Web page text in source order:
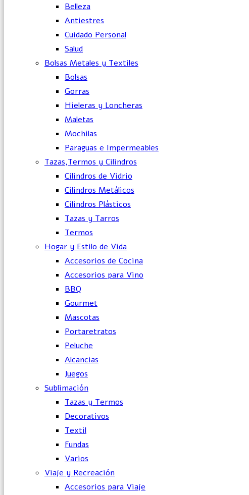
Belleza
Antiestres
Cuidado Personal
Salud
Bolsas Metales y Textiles
Bolsas
Gorras
Hieleras y Loncheras
Maletas
Mochilas
Paraguas e Impermeables
Tazas,Termos y Cilindros
Cilindros de Vidrio
Cilindros Metálicos
Cilindros Plásticos
Tazas y Tarros
Termos
Hogar y Estilo de Vida
Accesorios de Cocina
Accesorios para Vino
BBQ
Gourmet
Mascotas
Portaretratos
Peluche
Alcancias
Juegos
Sublimación
Tazas y Termos
Decorativos
Textil
Fundas
Varios
Viaje y Recreación
Accesorios para Viaje